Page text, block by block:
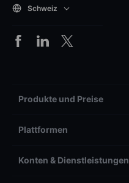
Schweiz
Produkte und Preise
Plattformen
Konten & Dienstleistungen